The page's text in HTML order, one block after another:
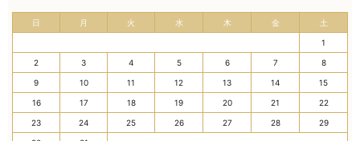
日 月 火 水 木 金 土
1
2 3 4 5 6 7 8
9 10 11 12 13 14 15
16 17 18 19 20 21 22
23 24 25 26 27 28 29